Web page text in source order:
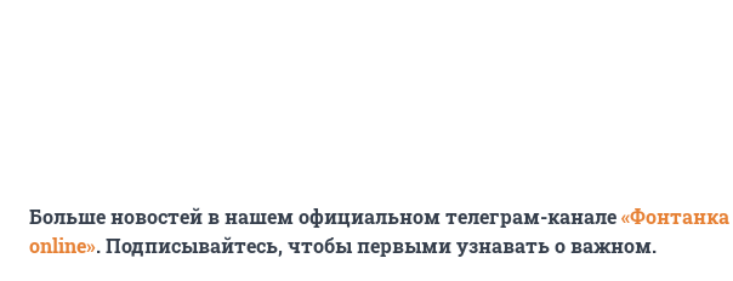
Больше новостей в нашем официальном телеграм-канале«Фонтанка
online». Подписывайтесь, чтобы первыми узнавать о важном.